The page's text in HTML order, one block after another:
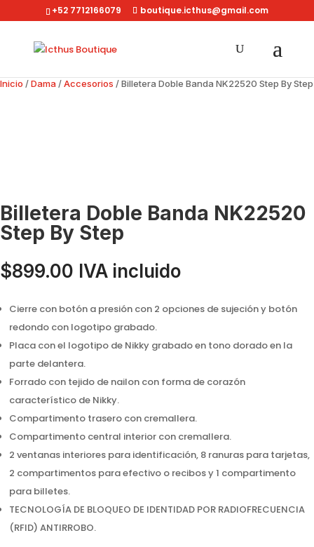
+52 7712166079 boutique.icthus@gmail.com
Inicio /Dama /Accesorios / Billetera Doble Banda NK22520 Step By Step
Billetera Doble Banda NK22520
Step By Step
$899.00 IVA incluido
Cierre con botón a presión con 2 opciones de sujeción y botón
redondo con logotipo grabado.
Placa con el logotipo de Nikky grabado en tono dorado en la
parte delantera.
Forrado con tejido de nailon con forma de corazón
característico de Nikky.
Compartimento trasero con cremallera.
Compartimento central interior con cremallera.
2 ventanas interiores para identificación, 8 ranuras para tarjetas,
2 compartimentos para efectivo o recibos y 1 compartimento
para billetes.
TECNOLOGÍA DE BLOQUEO DE IDENTIDAD POR RADIOFRECUENCIA
(RFID) ANTIRROBO.